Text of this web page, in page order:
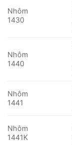
Nhôm
1430
Nhôm
1440
Nhôm
1441
Nhôm
1441K